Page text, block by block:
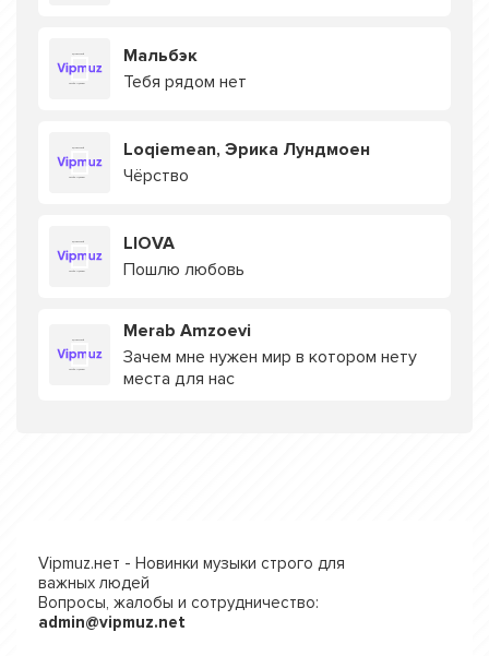
Мальбэк
Тебя рядом нет
Loqiemean, Эрика Лундмоен
Чёрство
LIOVA
Пошлю любовь
Merab Amzoevi
Зачем мне нужен мир в котором нету
места для нас
Vipmuz.нет - Новинки музыки строго для
важных людей
Вопросы, жалобы и сотрудничество:
admin@vipmuz.net